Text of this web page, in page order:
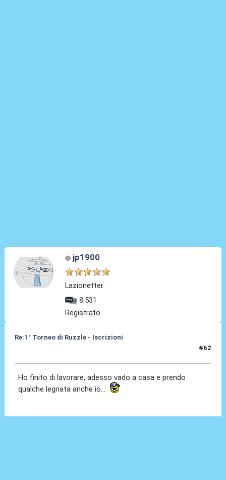
jp1900
Lazionetter
8.531
Registrato
Re:1° Torneo di Ruzzle - Iscrizioni
#62
Ho finito di lavorare, adesso vado a casa e prendo
qualche legnata anche io...